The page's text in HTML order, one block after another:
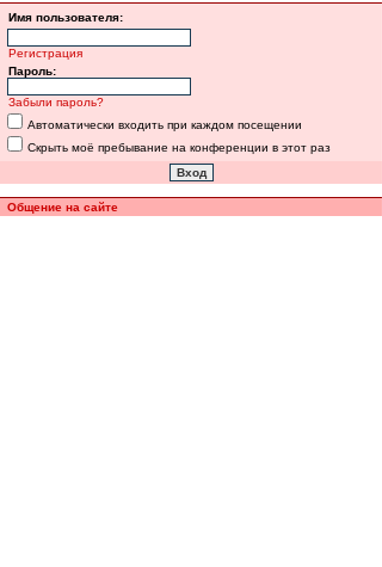
Имя пользователя:
Регистрация
Пароль:
Забыли пароль?
Автоматически входить при каждом посещении
Скрыть моё пребывание на конференции в этот раз
Общение на сайте